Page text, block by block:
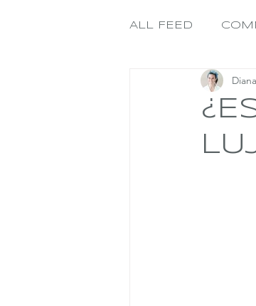
ALL FEED